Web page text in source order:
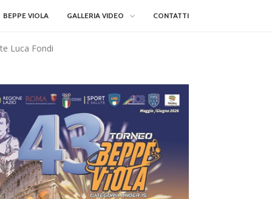
BEPPE VIOLA GALLERIA VIDEO CONTATTI
Luca Fondi